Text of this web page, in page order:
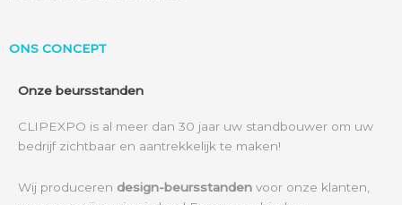
ONS CONCEPT
Onze beursstanden
CLIPEXPO is al meer dan 30 jaar uw standbouwer om uw
bedrijf zichtbaar en aantrekkelijk te maken!
Wij produceren design-beursstanden voor onze klanten,